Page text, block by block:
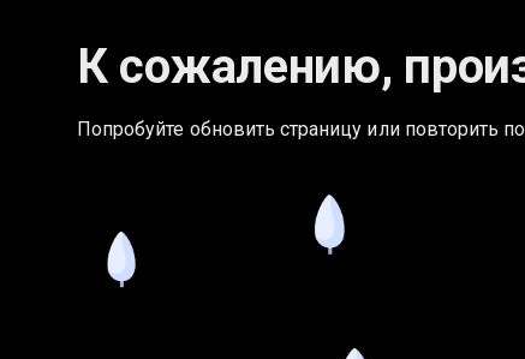
К сожалению,
Попробуйте обновить страницу или повторить